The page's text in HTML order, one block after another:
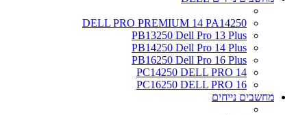
DELL PRO PREMIUM 14 PA14250
PB13250 Dell Pro 13 Plus
PB14250 Dell Pro 14 Plus
PB16250 Dell Pro 16 Plus
PC14250 DELL PRO 14
PC16250 DELL PRO 16
מחשבים נייחים